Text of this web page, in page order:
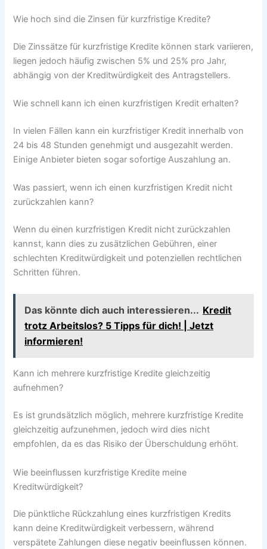
Wie hoch sind die Zinsen für kurzfristige Kredite?
Die Zinssätze für kurzfristige Kredite können stark variieren,
liegen jedoch häufig zwischen 5% und 25% pro Jahr,
abhängig von der Kreditwürdigkeit des Antragstellers.
Wie schnell kann ich einen kurzfristigen Kredit erhalten?
In vielen Fällen kann ein kurzfristiger Kredit innerhalb von
24 bis 48 Stunden genehmigt und ausgezahlt werden.
Einige Anbieter bieten sogar sofortige Auszahlung an.
Was passiert, wenn ich einen kurzfristigen Kredit nicht
zurückzahlen kann?
Wenn du einen kurzfristigen Kredit nicht zurückzahlen
kannst, kann dies zu zusätzlichen Gebühren, einer
schlechten Kreditwürdigkeit und potenziellen rechtlichen
Schritten führen.
Das könnte dich auch interessieren... Kredit
trotz Arbeitslos? 5 Tipps für dich! | Jetzt
informieren!
Kann ich mehrere kurzfristige Kredite gleichzeitig
aufnehmen?
Es ist grundsätzlich möglich, mehrere kurzfristige Kredite
gleichzeitig aufzunehmen, jedoch wird dies nicht
empfohlen, da es das Risiko der Überschuldung erhöht.
Wie beeinflussen kurzfristige Kredite meine
Kreditwürdigkeit?
Die pünktliche Rückzahlung eines kurzfristigen Kredits
kann deine Kreditwürdigkeit verbessern, während
verspätete Zahlungen diese negativ beeinflussen können.